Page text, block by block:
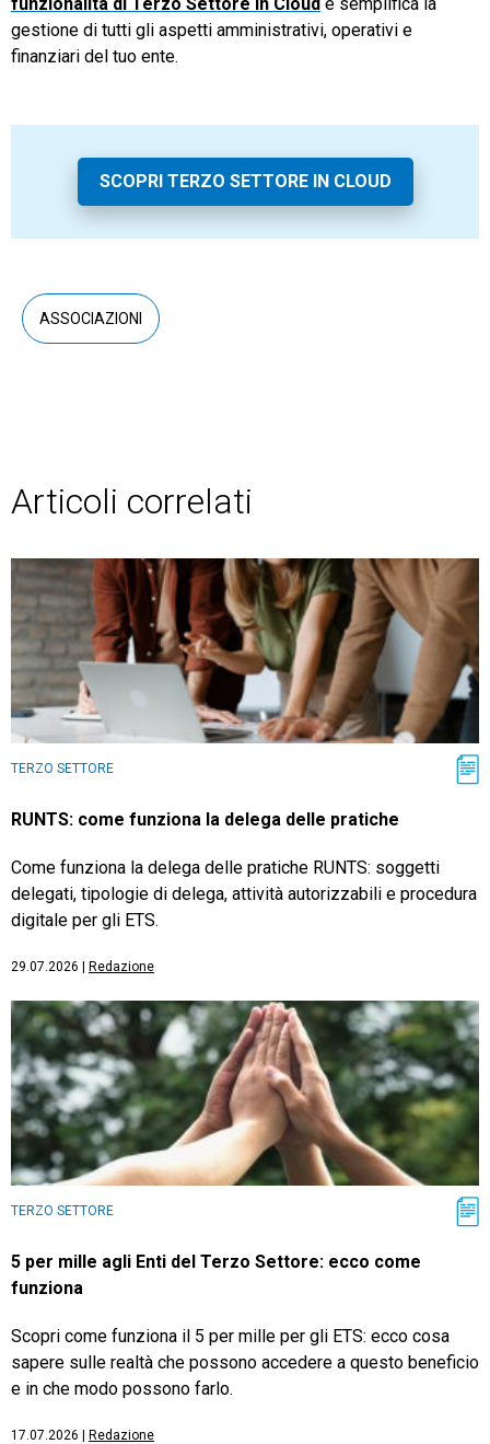
gestione di tutti gli aspetti amministrativi, operativi e
finanziari del tuo ente.
SCOPRI TERZO SETTORE IN CLOUD
ASSOCIAZIONI
Articoli correlati
TERZO SETTORE
RUNTS: come funziona la delega delle pratiche
Come funziona la delega delle pratiche RUNTS: soggetti
delegati, tipologie di delega, attività autorizzabili e procedura
digitale per gli ETS.
29.07.2026 | Redazione
TERZO SETTORE
5 per mille agli Enti del Terzo Settore: ecco come
funziona
Scopri come funziona il 5 per mille per gli ETS: ecco cosa
sapere sulle realtà che possono accedere a questo beneficio
e in che modo possono farlo.
17.07.2026 | Redazione